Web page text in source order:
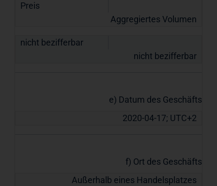
Preis
Aggregiertes Volumen
nicht bezifferbar
nicht bezifferbar
e) Datum des Geschäfts
2020-04-17; UTC+2
f) Ort des Geschäfts
Außerhalb eines Handelsplatzes